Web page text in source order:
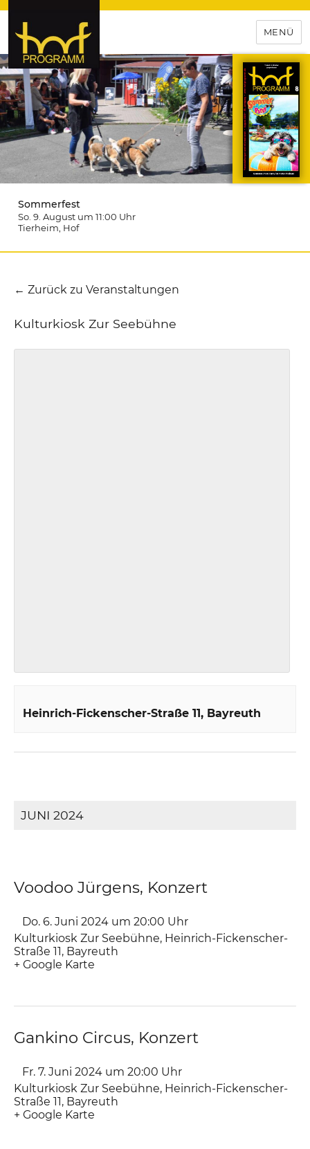
hof-programm – das
Veranstaltungsportal für
Hochfranken
MENÜ
Sommerfest
So. 9. August um 11:00 Uhr
Tierheim , Hof
← Zurück zu Veranstaltungen
Kulturkiosk Zur Seebühne
Heinrich-Fickenscher-Straße 11 Bayreuth
JUNI 2024
Voodoo Jürgens, Konzert
Do. 6. Juni 2024 um 20:00 Uhr
Kulturkiosk Zur Seebühne, Heinrich-Fickenscher-
Straße 11 Bayreuth
+ Google Karte
Gankino Circus, Konzert
Fr. 7. Juni 2024 um 20:00 Uhr
Kulturkiosk Zur Seebühne, Heinrich-Fickenscher-
Straße 11 Bayreuth
+ Google Karte